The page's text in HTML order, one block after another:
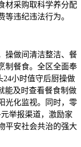
材采购取科学养分配
违纪违法行为。
做间清洁整洁、餐
制餐食。全区全面奉
24小时值守后厨操做
能及时查看餐食制做
光化监视。同时，零
举报渠道，激励家
平安社会共治的强大